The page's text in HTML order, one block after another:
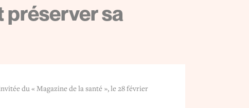
préserver sa
du « Magazine de la santé », le 28 février